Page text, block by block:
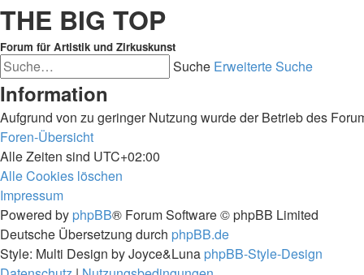
THE BIG TOP
Forum für Artistik und Zirkuskunst
Suche Erweiterte Suche
Information
Aufgrund von zu geringer Nutzung wurde der Betrieb des
Foren-Übersicht
Alle Zeiten sind UTC+02:00
Alle Cookies löschen
Impressum
Powered by phpBB® Forum Software © phpBB Limited
Deutsche Übersetzung durch phpBB.de
Style: Multi Design by Joyce&Luna phpBB-Style-Design